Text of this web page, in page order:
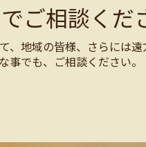
ご相談くだ
、地域の皆様、さらには
でも、ご相談ください。